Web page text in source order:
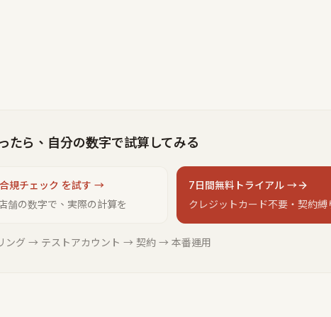
たら、自分の数字で試算してみる
規チェック を試す →
舗の数字で、実際の計算を
7日間無料トライアル →
クレジットカード不要・契約縛
ング → テストアカウント → 契約 → 本番運用